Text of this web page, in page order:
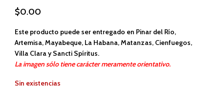
$0.00
Este producto puede ser entregado en Pinar del Río,
Artemisa, Mayabeque, La Habana, Matanzas, Cienfuegos,
Villa Clara y Sancti Spíritus.
La imagen sólo tiene carácter meramente orientativo.
Sin existencias